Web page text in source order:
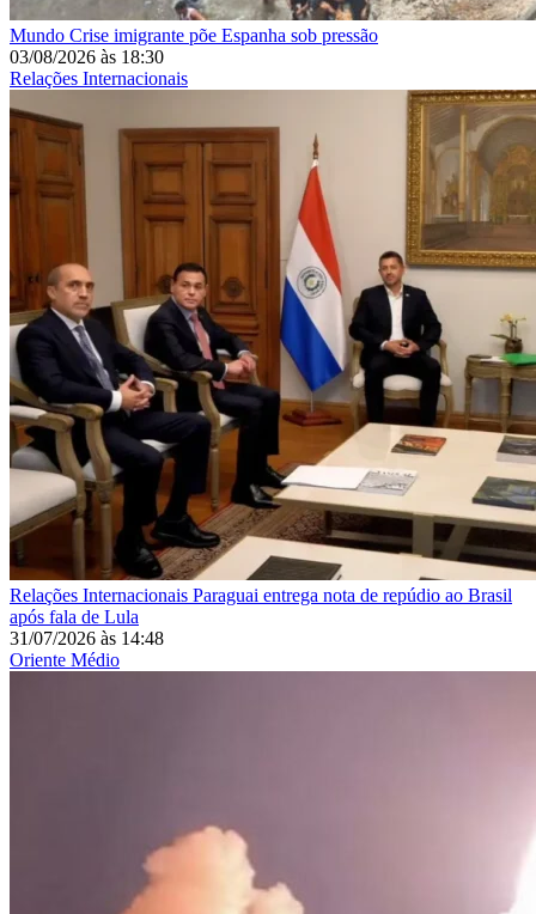
Mundo Crise imigrante põe Espanha sob pressão
03/08/2026 às 18:30
Relações Internacionais
Relações Internacionais Paraguai entrega nota de repúdio ao Brasil
após fala de Lula
31/07/2026 às 14:48
Oriente Médio